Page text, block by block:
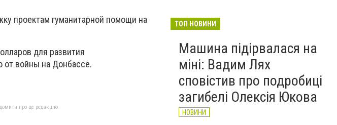
проектам гуманитарной помощи на
для развития
от войны на Донбассе.
про це редакцію
НОВИНИ
ТОП НОВИНИ
Машина підірвалася на
міні: Вадим Лях
сповістив про подробиці
загибелі Олексія Юкова
НОВИНИ